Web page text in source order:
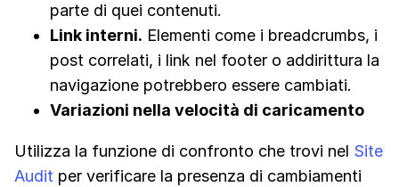
parte di quei contenuti.
Link interni. Elementi come i breadcrumbs, i
post correlati, i link nel footer o addirittura la
navigazione potrebbero essere cambiati.
Variazioni nella velocità di caricamento
Utilizza la funzione di confronto che trovi nel Site
Audit per verificare la presenza di cambiamenti